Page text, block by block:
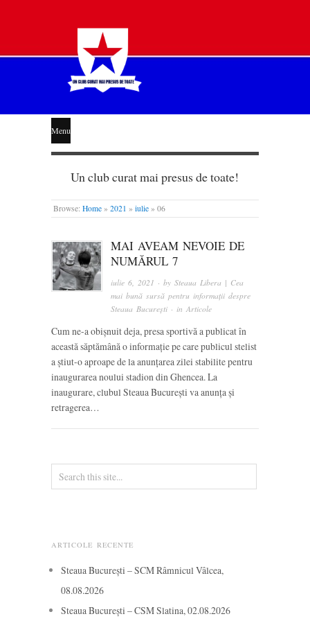
STEAUA
LIBERĂ
Menu
Un club curat mai presus de toate!
Browse: Home » 2021 » iulie » 06
MAI AVEAM NEVOIE DE
NUMĂRUL 7
iulie 6, 2021 · bySteaua Libera | Cea
mai bună sursă pentru informații despre
Steaua București · inArticole
Cum ne-a obișnuit deja, presa sportivă a publicat în
această săptămână o informație pe care publicul stelist
a știut-o aproape de la anunțarea zilei stabilite pentru
inaugurarea noului stadion din Ghencea. La
inaugurare, clubul Steaua București va anunța și
retragerea…
ARTICOLE RECENTE
Steaua București – SCM Râmnicul Vâlcea,
08.08.2026
Steaua București – CSM Slatina, 02.08.2026